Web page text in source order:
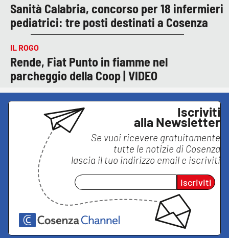
Sanità Calabria, concorso per 18 infermieri
pediatrici: tre posti destinati a Cosenza
IL ROGO
Rende, Fiat Punto in fiamme nel
parcheggio della Coop | VIDEO
Iscriviti
alla Newsletter
Se vuoi ricevere gratuitamente
tutte le notizie di Cosenza
lascia il tuo indirizzo email e iscriviti
Iscriviti